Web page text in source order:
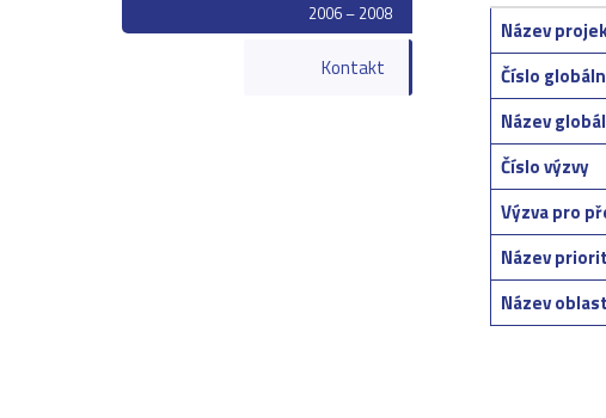
2006 – 2008
Kontakt
Název
Číslo
Název
Číslo výzvy
Výzva pro
Název
Název